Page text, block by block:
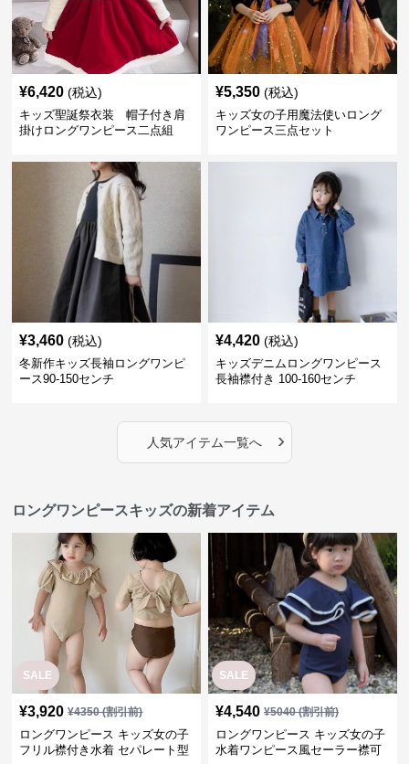
¥6,420 (税込)
キッズ聖誕祭衣装 帽子付き肩
掛けロングワンピース二点組
¥5,350 (税込)
キッズ女の子用魔法使いロング
ワンピース三点セット
¥3,460 (税込)
冬新作キッズ長袖ロングワンピ
ース90-150センチ
¥4,420 (税込)
キッズデニムロングワンピース
長袖襟付き 100-160センチ
人気アイテム一覧へ ›
ロングワンピースキッズの新着アイテム
SALE
¥3,920 ¥4350(割引前)
ロングワンピース キッズ女の子
フリル襟付き水着 セパレート型
SALE
¥4,540 ¥5040(割引前)
ロングワンピース キッズ女の子
水着ワンピース風セーラー襟可